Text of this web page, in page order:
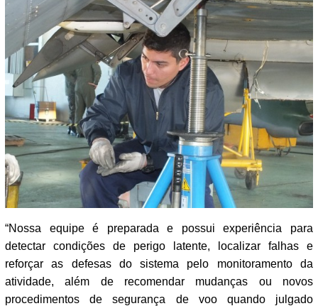
“Nossa equipe é preparada e possui experiência para
detectar condições de perigo latente, localizar falhas e
reforçar as defesas do sistema pelo monitoramento da
atividade, além de recomendar mudanças ou novos
procedimentos de segurança de voo quando julgado